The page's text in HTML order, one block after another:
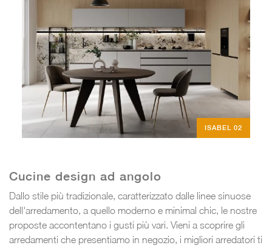
ISABEL 02
Cucine design ad angolo
Dallo stile più tradizionale, caratterizzato dalle linee sinuose
dell'arredamento, a quello moderno e minimal chic, le nostre
proposte accontentano i gusti più vari. Vieni a scoprire gli
arredamenti che presentiamo in negozio, i migliori arredatori ti